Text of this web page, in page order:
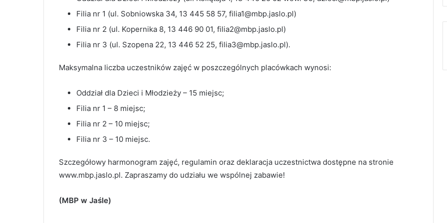
Filia nr 1 (ul. Sobniowska 34, 13 445 58 57, filia1@mbp.jaslo.pl)
Filia nr 2 (ul. Kopernika 8, 13 446 90 01, filia2@mbp.jaslo.pl)
Filia nr 3 (ul. Szopena 22, 13 446 52 25, filia3@mbp.jaslo.pl).
Maksymalna liczba uczestników zajęć w poszczególnych placówkach wynosi:
Oddział dla Dzieci i Młodzieży – 15 miejsc;
Filia nr 1 – 8 miejsc;
Filia nr 2 – 10 miejsc;
Filia nr 3 – 10 miejsc.
Szczegółowy harmonogram zajęć, regulamin oraz deklaracja uczestnictwa dostępne na stronie
www.mbp.jaslo.pl. Zapraszamy do udziału we wspólnej zabawie!
(MBP w Jaśle)